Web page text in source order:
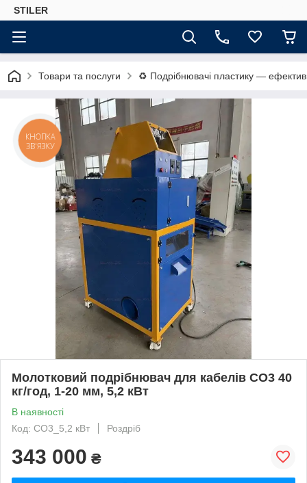
STILER
Товари та послуги ♻️ Подрібнювачі пластику —
Молотковий подрібнювач для кабелів СО3 40
кг/год, 1-20 мм, 5,2 кВт
В наявності
Код: СО3_5,2 кВт
Роздріб
343 000 ₴
КНОПКА
ЗВ'ЯЗКУ